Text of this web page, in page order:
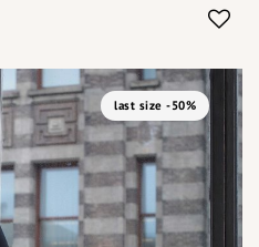
last size -50%